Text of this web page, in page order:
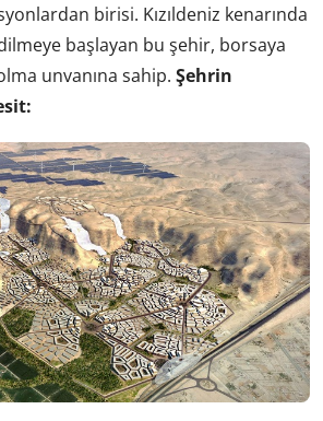
birisi. Kızıldeniz kenarında
başlayan bu şehir, borsaya
unvanına sahip. Şehrin